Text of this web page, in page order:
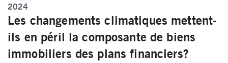
2024
Les changements climatiques mettent-
ils en péril la composante de biens
immobiliers des plans financiers?